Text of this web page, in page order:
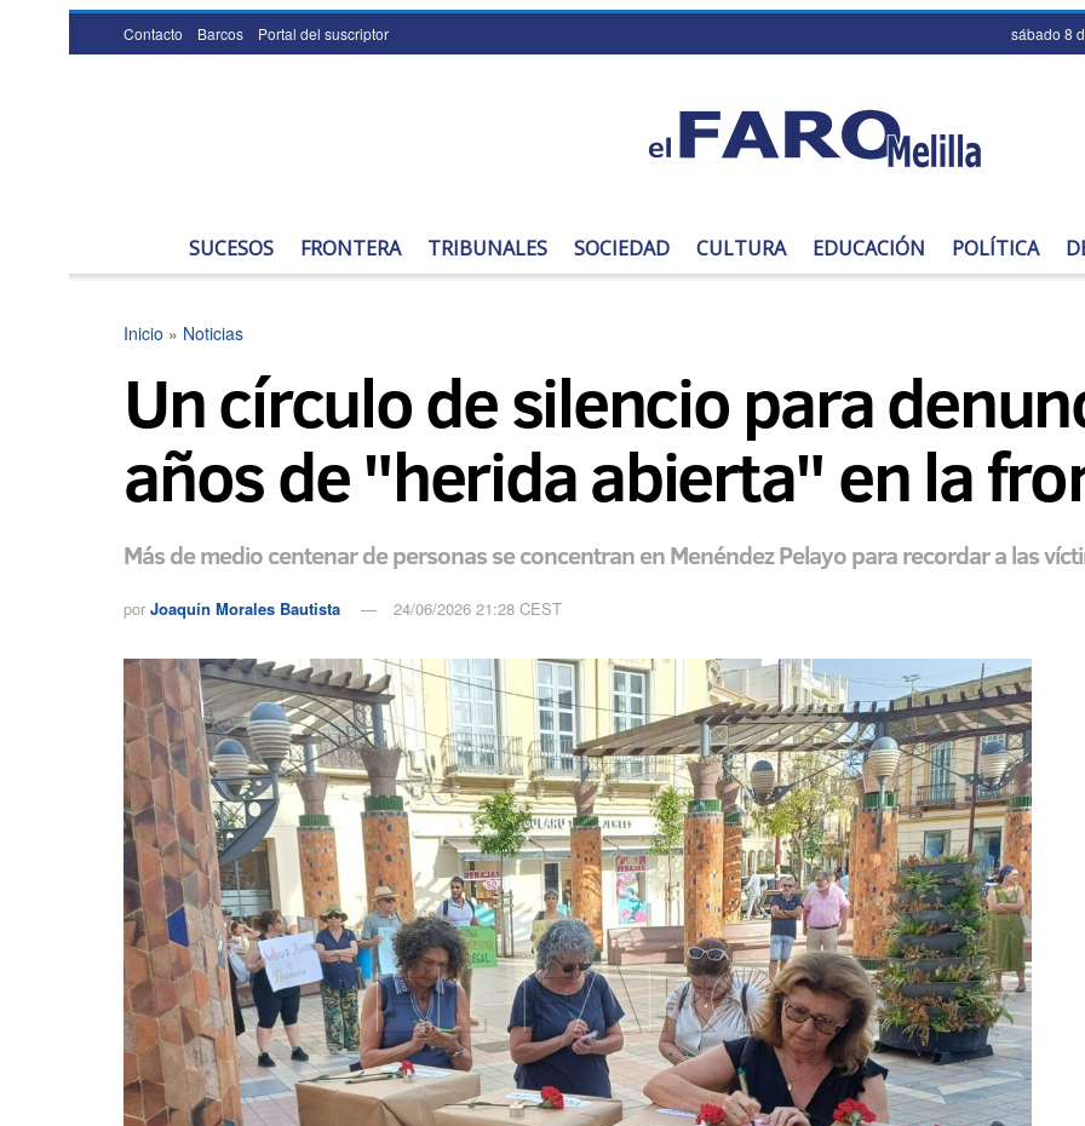
Contacto Barcos Portal del suscriptor sábado 8
SUCESOS FRONTERA TRIBUNALES SOCIEDAD CULTURA EDUCACIÓN POLÍTICA
Inicio » Noticias
Un círculo de silencio para
años de "herida abierta" en la
Más de medio centenar de personas se concentran en Menéndez Pelayo para recordar a las
por Joaquín Morales Bautista 24/06/2026 21:28 CEST